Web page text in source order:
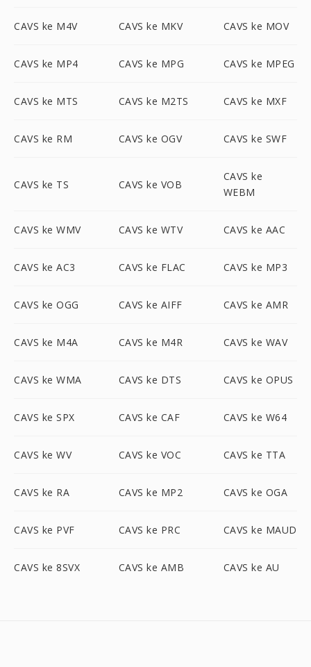
CAVS ke M4V CAVS ke MKV CAVS ke MOV
CAVS ke MP4 CAVS ke MPG CAVS ke MPEG
CAVS ke MTS CAVS ke M2TS CAVS ke MXF
CAVS ke RM CAVS ke OGV CAVS ke SWF
CAVS ke TS CAVS ke VOB
CAVS ke
WEBM
CAVS ke WMV CAVS ke WTV CAVS ke AAC
CAVS ke AC3 CAVS ke FLAC CAVS ke MP3
CAVS ke OGG CAVS ke AIFF CAVS ke AMR
CAVS ke M4A CAVS ke M4R CAVS ke WAV
CAVS ke WMA CAVS ke DTS CAVS ke OPUS
CAVS ke SPX CAVS ke CAF CAVS ke W64
CAVS ke WV CAVS ke VOC CAVS ke TTA
CAVS ke RA CAVS ke MP2 CAVS ke OGA
CAVS ke PVF CAVS ke PRC CAVS ke MAUD
CAVS ke 8SVX CAVS ke AMB CAVS ke AU